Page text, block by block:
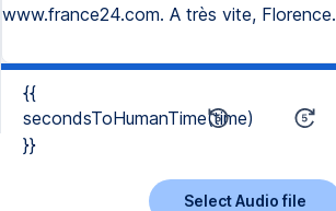
www.france24.com. A très vite, Florence.
{{
secondsToHumanTime(time)
}}
Select Audio file